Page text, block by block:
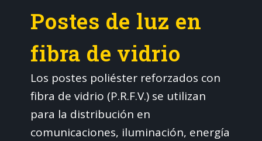
Postes de luz en
fibra de vidrio
Los postes poliéster reforzados con
fibra de vidrio (P.R.F.V.) se utilizan
para la distribución en
comunicaciones, iluminación, energía